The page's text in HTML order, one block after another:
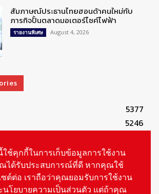
สัมภาษณ์ประธานไทยฮอนด้าคนใหม่กับ
ภารกิจปั้นตลาดมอเตอร์ไซค์ไฟฟ้า
รายงานพิเศษ August 4, 2026
5377
5246
ใช้คุกกี้ในการเก็บข้อมูลการใช้งาน
ได้รับประสบการณ์ที่ดี หากคุณใช้
ซต์ต่อ เราถือว่าคุณยอมรับการใช้งาน
นโยบายความเป็นส่วนตัว แต่ถ้าคุณ